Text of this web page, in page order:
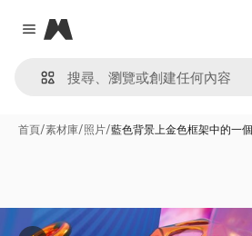
Close menu
Magnific
首頁/素材庫/照片/藍色背景上金色框架中的一